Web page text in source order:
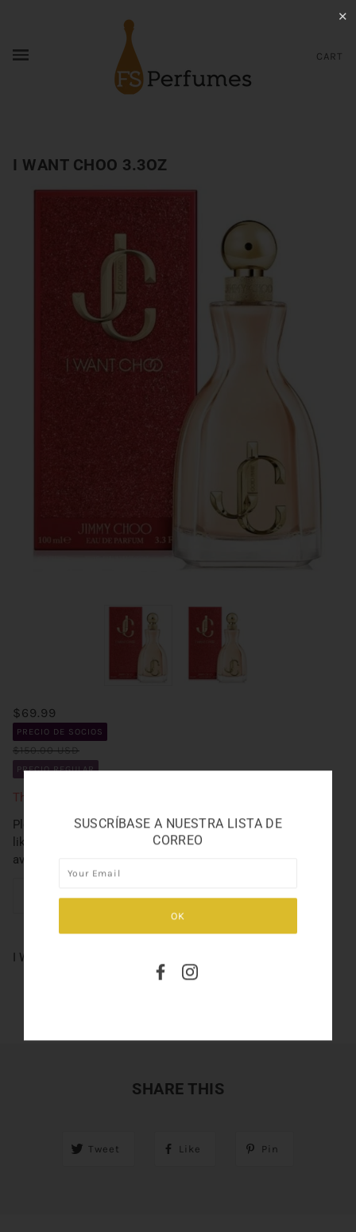
CART
I WANT CHOO 3.3OZ
$69.99
PRECIO DE SOCIOS
$150.00 USD
PRECIO REGULAR
This product is currently sold out.
Please fill in the form below if you'd
like to be notified when it becomes
available.
I WANT CHOO 3.3OZ
SHARE THIS
Tweet Like Pin
✕
SUSCRÍBASE A NUESTRA LISTA DE
CORREO